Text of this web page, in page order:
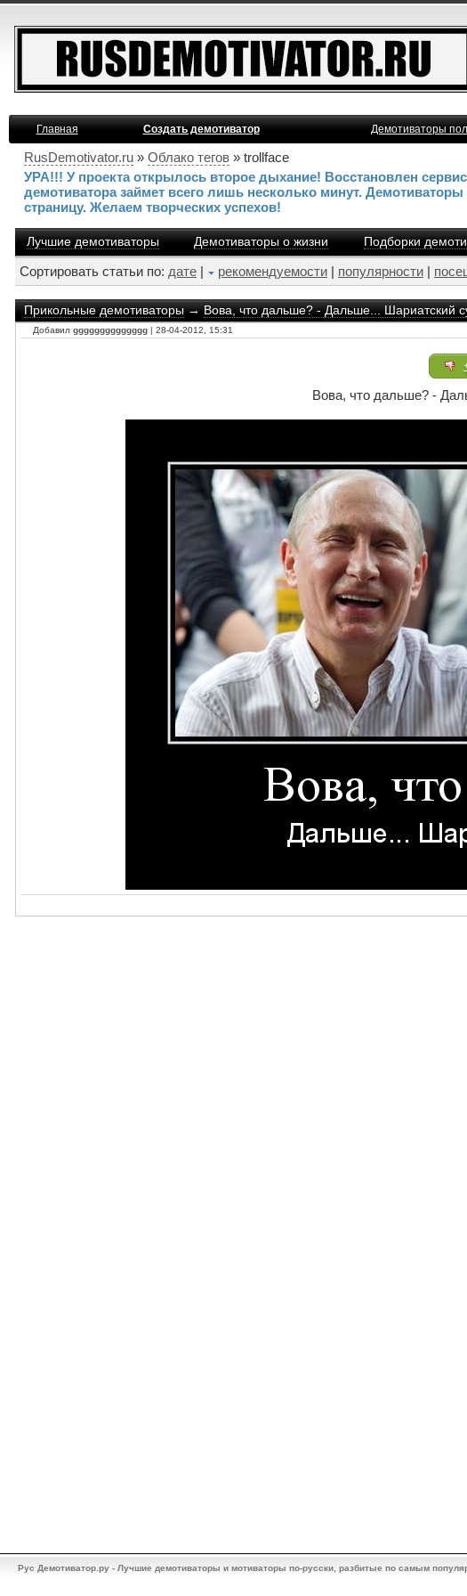
Главная
Создать демотиватор Демотиваторы
RusDemotivator.ru » Облако тегов » trollface
УРА!!! У проекта открылось второе дыхание! Восстановлен
демотиватора займет всего лишь несколько минут.
страницу. Желаем творческих успехов!
Лучшие демотиваторы Демотиваторы о жизни Подборки
Сортировать статьи по: дате | рекомендуемости | популярности |
Прикольные демотиваторы→Вова, что дальше? - Дальше... Шариатский
Добавил gggggggggggggg | 28-04-2012, 15:31
Вова, что дальше? -
Рус Демотиватор.ру - Лучшие демотиваторы и мотиваторы по-русски, разбитые по самым